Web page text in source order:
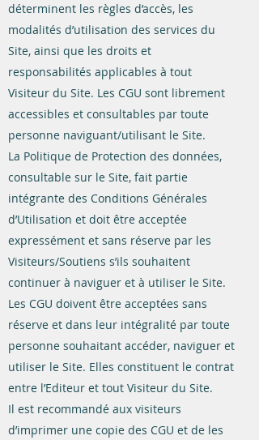
déterminent les règles d’accès, les
modalités d’utilisation des services du
Site, ainsi que les droits et
responsabilités applicables à tout
Visiteur du Site. Les CGU sont librement
accessibles et consultables par toute
personne naviguant/utilisant le Site.
La Politique de Protection des données,
consultable sur le Site, fait partie
intégrante des Conditions Générales
d’Utilisation et doit être acceptée
expressément et sans réserve par les
Visiteurs/Soutiens s’ils souhaitent
continuer à naviguer et à utiliser le Site.
Les CGU doivent être acceptées sans
réserve et dans leur intégralité par toute
personne souhaitant accéder, naviguer et
utiliser le Site. Elles constituent le contrat
entre l’Editeur et tout Visiteur du Site.
Il est recommandé aux visiteurs
d’imprimer une copie des CGU et de les